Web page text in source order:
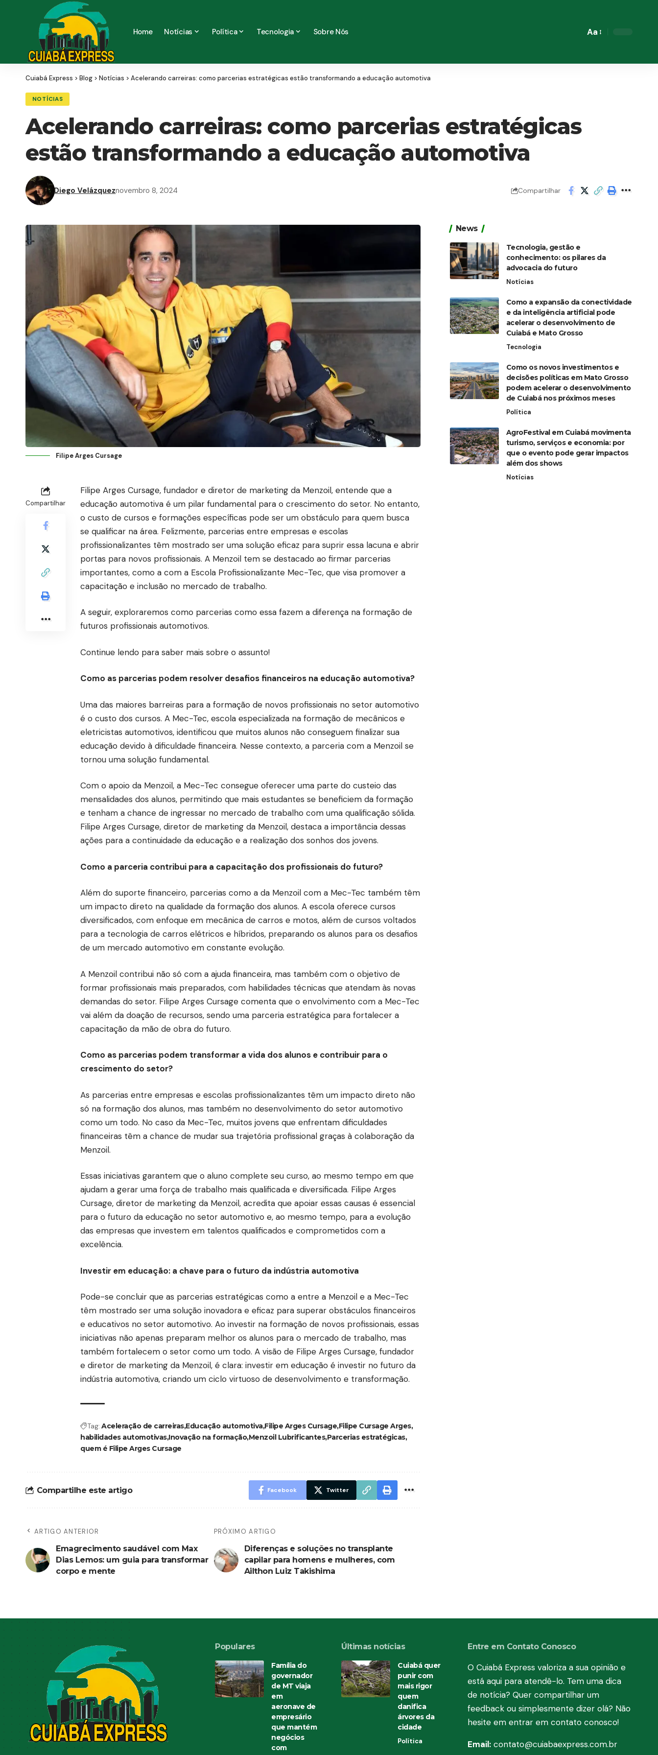
Home Notícias Política Tecnologia Sobre Nós
Font
Aa
Cuiabá Express > Blog > Notícias > Acelerando carreiras: como parcerias estratégicas estão transformando a educação automotiva
NOTÍCIAS
Acelerando carreiras: como parcerias estratégicas
estão transformando a educação automotiva
Diego Velázqueznovembro 8, 2024 Compartilhar
Filipe Arges Cursage
Compartilhar
Filipe Arges Cursage, fundador e diretor de marketing da Menzoil, entende que a
educação automotiva é um pilar fundamental para o crescimento do setor. No entanto,
o custo de cursos e formações específicas pode ser um obstáculo para quem busca
se qualificar na área. Felizmente, parcerias entre empresas e escolas
profissionalizantes têm mostrado ser uma solução eficaz para suprir essa lacuna e abrir
portas para novos profissionais. A Menzoil tem se destacado ao firmar parcerias
importantes, como a com a Escola Profissionalizante Mec-Tec, que visa promover a
capacitação e inclusão no mercado de trabalho.
A seguir, exploraremos como parcerias como essa fazem a diferença na formação de
futuros profissionais automotivos.
Continue lendo para saber mais sobre o assunto!
Como as parcerias podem resolver desafios financeiros na educação automotiva?
Uma das maiores barreiras para a formação de novos profissionais no setor automotivo
é o custo dos cursos. A Mec-Tec, escola especializada na formação de mecânicos e
eletricistas automotivos, identificou que muitos alunos não conseguem finalizar sua
educação devido à dificuldade financeira. Nesse contexto, a parceria com a Menzoil se
tornou uma solução fundamental.
Com o apoio da Menzoil, a Mec-Tec consegue oferecer uma parte do custeio das
mensalidades dos alunos, permitindo que mais estudantes se beneficiem da formação
e tenham a chance de ingressar no mercado de trabalho com uma qualificação sólida.
Filipe Arges Cursage, diretor de marketing da Menzoil, destaca a importância dessas
ações para a continuidade da educação e a realização dos sonhos dos jovens.
Como a parceria contribui para a capacitação dos profissionais do futuro?
Além do suporte financeiro, parcerias como a da Menzoil com a Mec-Tec também têm
um impacto direto na qualidade da formação dos alunos. A escola oferece cursos
diversificados, com enfoque em mecânica de carros e motos, além de cursos voltados
para a tecnologia de carros elétricos e híbridos, preparando os alunos para os desafios
de um mercado automotivo em constante evolução.
A Menzoil contribui não só com a ajuda financeira, mas também com o objetivo de
formar profissionais mais preparados, com habilidades técnicas que atendam às novas
demandas do setor. Filipe Arges Cursage comenta que o envolvimento com a Mec-Tec
vai além da doação de recursos, sendo uma parceria estratégica para fortalecer a
capacitação da mão de obra do futuro.
Como as parcerias podem transformar a vida dos alunos e contribuir para o
crescimento do setor?
As parcerias entre empresas e escolas profissionalizantes têm um impacto direto não
só na formação dos alunos, mas também no desenvolvimento do setor automotivo
como um todo. No caso da Mec-Tec, muitos jovens que enfrentam dificuldades
financeiras têm a chance de mudar sua trajetória profissional graças à colaboração da
Menzoil.
Essas iniciativas garantem que o aluno complete seu curso, ao mesmo tempo em que
ajudam a gerar uma força de trabalho mais qualificada e diversificada. Filipe Arges
Cursage, diretor de marketing da Menzoil, acredita que apoiar essas causas é essencial
para o futuro da educação no setor automotivo e, ao mesmo tempo, para a evolução
das empresas que investem em talentos qualificados e comprometidos com a
excelência.
Investir em educação: a chave para o futuro da indústria automotiva
Pode-se concluir que as parcerias estratégicas como a entre a Menzoil e a Mec-Tec
têm mostrado ser uma solução inovadora e eficaz para superar obstáculos financeiros
e educativos no setor automotivo. Ao investir na formação de novos profissionais, essas
iniciativas não apenas preparam melhor os alunos para o mercado de trabalho, mas
também fortalecem o setor como um todo. A visão de Filipe Arges Cursage, fundador
e diretor de marketing da Menzoil, é clara: investir em educação é investir no futuro da
indústria automotiva, criando um ciclo virtuoso de desenvolvimento e transformação.
Tag: Aceleração de carreirasEducação automotivaFilipe Arges CursageFilipe Cursage Arges
habilidades automotivasInovação na formaçãoMenzoil LubrificantesParcerias estratégicas
quem é Filipe Arges Cursage
Compartilhe este artigo Facebook Twitter
ARTIGO ANTERIOR
Emagrecimento saudável com Max
Dias Lemos: um guia para transformar
corpo e mente
PRÓXIMO ARTIGO
Diferenças e soluções no transplante
capilar para homens e mulheres, com
Ailthon Luiz Takishima
News
Tecnologia, gestão e
conhecimento: os pilares da
advocacia do futuro
Notícias
Como a expansão da conectividade
e da inteligência artificial pode
acelerar o desenvolvimento de
Cuiabá e Mato Grosso
Tecnologia
Como os novos investimentos e
decisões políticas em Mato Grosso
podem acelerar o desenvolvimento
de Cuiabá nos próximos meses
Política
AgroFestival em Cuiabá movimenta
turismo, serviços e economia: por
que o evento pode gerar impactos
além dos shows
Notícias
Populares
Família do
governador
de MT viaja
em
aeronave de
empresário
que mantém
negócios
com
Últimas notícias
Cuiabá quer
punir com
mais rigor
quem
danifica
árvores da
cidade
Política
Entre em Contato Conosco
O Cuiabá Express valoriza a sua opinião e
está aqui para atendê-lo. Tem uma dica
de notícia? Quer compartilhar um
feedback ou simplesmente dizer olá? Não
hesite em entrar em contato conosco!
Email: contato@cuiabaexpress.com.br